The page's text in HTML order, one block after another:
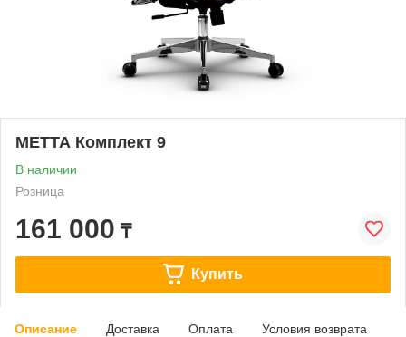
МЕТТА Комплект 9
В наличии
Розница
161 000 ₸
Купить
Описание Доставка Оплата Условия возврата